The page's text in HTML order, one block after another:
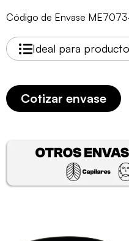
Código de Envase
Ideal para
Cotizar envase